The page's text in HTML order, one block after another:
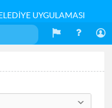
UYGULAMASI